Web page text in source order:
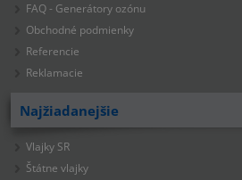
FAQ - Generátory ozónu
Obchodné podmienky
Referencie
Reklamacie
Najžiadanejšie
Vlajky SR
Štátne vlajky